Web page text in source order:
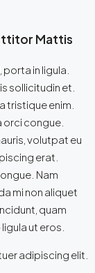
Mattis
in ligula.
sollicitudin et.
tristique enim.
orci congue.
volutpat eu
erat.
Nam
mi non aliquet
quam
ut eros.
adipiscing elit.